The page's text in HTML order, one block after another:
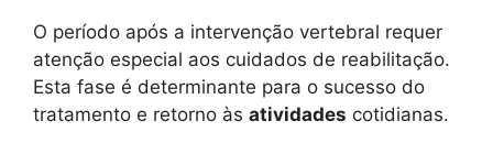
O período após a intervenção vertebral requer
atenção especial aos cuidados de reabilitação.
Esta fase é determinante para o sucesso do
tratamento e retorno às atividades cotidianas.